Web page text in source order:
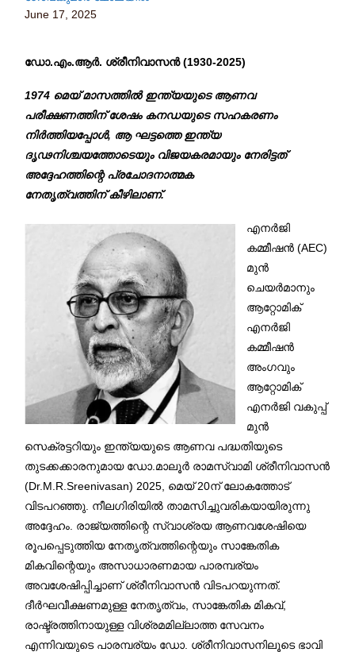
June 17, 2025
ഡോ.എം.ആർ. ശ്രീനിവാസൻ (1930-2025)
1974 മെയ് മാസത്തിൽ ഇന്ത്യയുടെ ആണവ
പരീക്ഷണത്തിന് ശേഷം കനഡയുടെ സഹകരണം
നിർത്തിയപ്പോൾ, ആ ഘട്ടത്തെ ഇന്ത്യ
ദൃഢനിശ്ചയത്തോടെയും വിജയകരമായും നേരിട്ടത്
അദ്ദേഹത്തിന്റെ പ്രചോദനാത്മക
നേതൃത്വത്തിന് കീഴിലാണ്.
എനർജി
കമ്മീഷൻ (AEC)
മുൻ
ചെയർമാനും
ആറ്റോമിക്
എനർജി
കമ്മീഷൻ
അംഗവും
ആറ്റോമിക്
എനർജി വകുപ്പ്
മുൻ
സെക്രട്ടറിയും ഇന്ത്യയുടെ ആണവ പദ്ധതിയുടെ
തുടക്കക്കാരനുമായ ഡോ.മാലൂർ രാമസ്വാമി ശ്രീനിവാസൻ
(Dr.M.R.Sreenivasan) 2025, മെയ് 20ന് ലോകത്തോട്
വിടപറഞ്ഞു. നീലഗിരിയിൽ താമസിച്ചുവരികയായിരുന്നു
അദ്ദേഹം. രാജ്യത്തിന്റെ സ്വാശ്രയ ആണവശേഷിയെ
രൂപപ്പെടുത്തിയ നേതൃത്വത്തിന്റെയും സാങ്കേതിക
മികവിന്റെയും അസാധാരണമായ പാരമ്പര്യം
അവശേഷിപ്പിച്ചാണ് ശ്രീനിവാസൻ വിടപറയുന്നത്.
ദീർഘവീക്ഷണമുള്ള നേതൃത്വം, സാങ്കേതിക മികവ്,
രാഷ്ട്രത്തിനായുള്ള വിശ്രമമില്ലാത്ത സേവനം
എന്നിവയുടെ പാരമ്പര്യം ഡോ. ശ്രീനിവാസനിലൂടെ ഭാവി